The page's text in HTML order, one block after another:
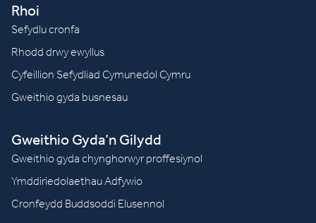
Rhoi
Sefydlu cronfa
Rhodd drwy ewyllus
Cyfeillion Sefydliad Cymunedol Cymru
Gweithio gyda busnesau
Gweithio Gyda’n Gilydd
Gweithio gyda chynghorwyr proffesiynol
Ymddiriedolaethau Adfywio
Cronfeydd Buddsoddi Elusennol